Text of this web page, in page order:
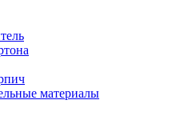
материалы